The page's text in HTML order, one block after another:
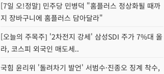
[7일 오!정말] 민주당 민병덕 "홈플러스 정상화될 때까
지 장바구니에 홈플러스 담아달라"
[오늘의 주목주] '2차전지 강세' 삼성SDI 주가 7%대 올
라, 코스피 외국인 매도세..
국힘 윤리위 '돌려차기 발언' 서범수·진종오 징계 착수,